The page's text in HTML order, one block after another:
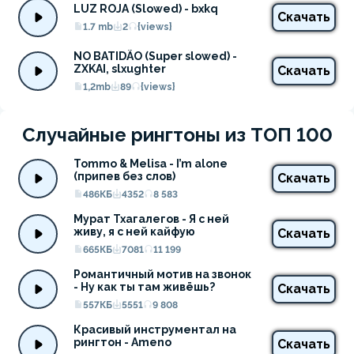
LUZ ROJA (Slowed) - bxkq
1.7 mb 2 {views}
Скачать
NO BATIDÃO (Super slowed) -
ZXKAI, slxughter
1,2mb 89 {views}
Скачать
Случайные рингтоны из ТОП 100
Tommo & Melisa - I’m alone
(припев без слов)
486КБ 4352 8 583
Скачать
Мурат Тхагалегов - Я с ней
живу, я с ней кайфую
665КБ 7081 11 199
Скачать
Романтичный мотив на звонок
- Ну как ты там живёшь?
557КБ 5551 9 808
Скачать
Красивый инструментал на
рингтон - Ameno
Скачать